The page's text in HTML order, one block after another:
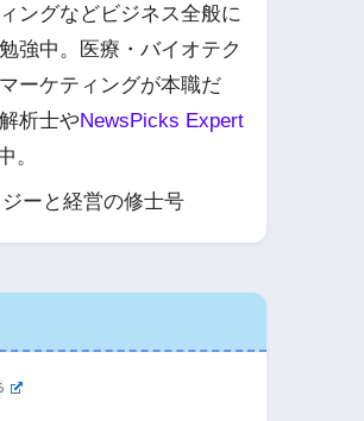
ングなどビジネス全般に
強中。医療・バイオテク
ーケティングが本職だ
析士やNewsPicks Expert
。
ーと経営の修士号